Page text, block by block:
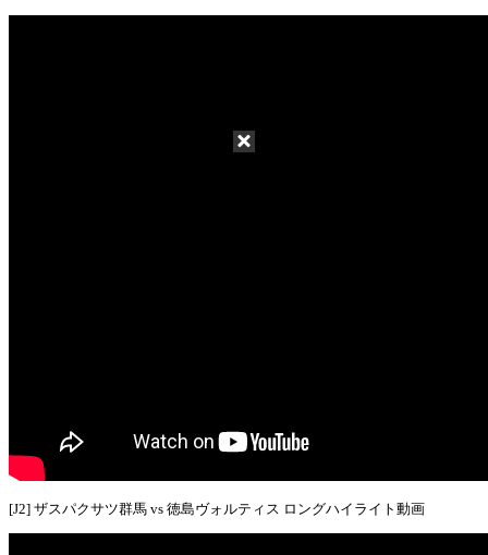
[J2] ザスパクサツ群馬 vs 徳島ヴォルティス ロングハイライト動画